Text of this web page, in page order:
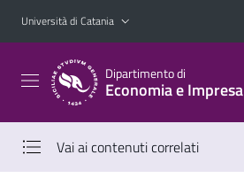
Vai al contenuto principale
Vai al menu di navigazione
Università di Catania
Dipartimento di
Economia e Impresa
Vai ai contenuti correlati